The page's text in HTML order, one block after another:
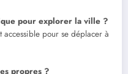
pour explorer la ville ?
accessible pour se déplacer à
propres ?